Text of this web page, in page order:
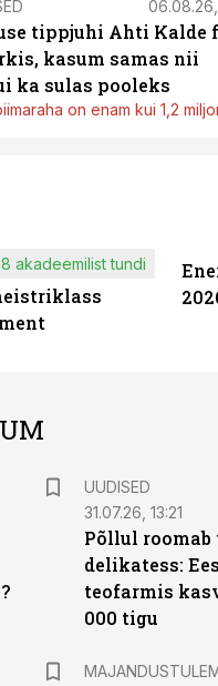
tippjuhi Ahti Kalde
kasum samas nii
ka sulas pooleks
on enam kui 1,2
8 akadeemilist tundi
UUDISED
31.07.26, 13:21
Põllul roomab
delikatess:
teofarmis
000 tigu